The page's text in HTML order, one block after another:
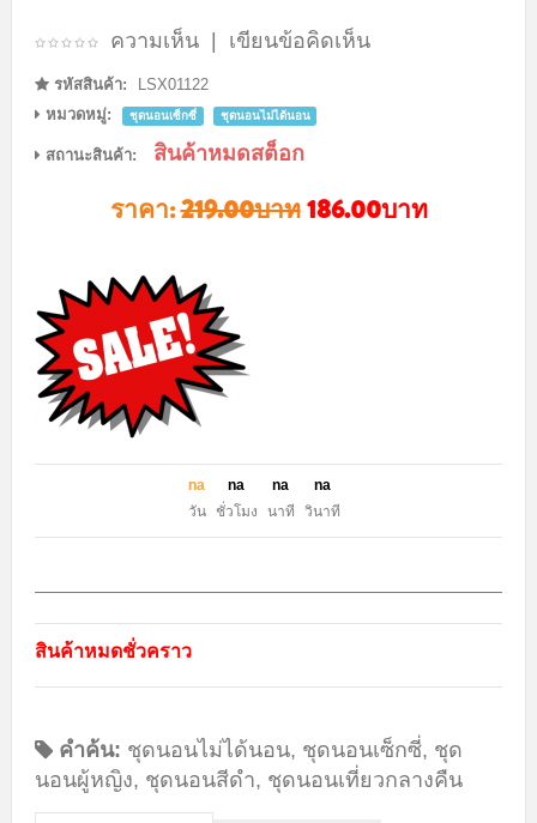
ความเห็น | เขียนข้อคิดเห็น
รหัสสินค้า:
LSX01122
หมวดหมู่:
ชุดนอนเซ็กซี่ ชุดนอนไม่ได้นอน
สถานะสินค้า: สินค้าหมดสต็อก
ราคา:219.00บาท186.00บาท
na
วัน
na
ชั่วโมง
na
นาที
na
วินาที
สินค้าหมดชั่วคราว
คำค้น: ชุดนอนไม่ได้นอน, ชุดนอนเซ็กซี่, ชุด
นอนผู้หญิง, ชุดนอนสีดำ, ชุดนอนเที่ยวกลางคืน